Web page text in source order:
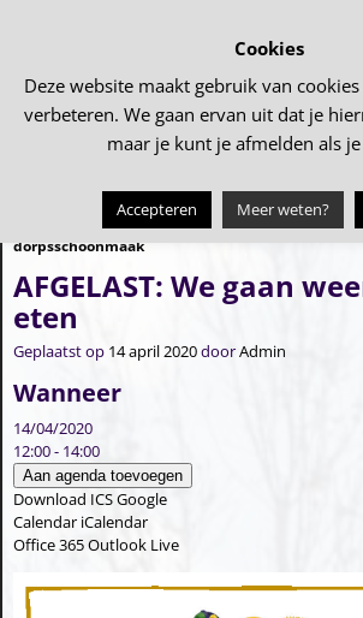
Bericht navigatie
AFGELAST! NL/Tollebeek-Doet &
dorpsschoonmaak
AFGELAST: We gaan
eten
Geplaatst op 14 april 2020doorAdmin
Wanneer
14/04/2020
12:00 - 14:00
Aan agenda toevoegen
Download ICSGoogle
Calendar iCalendar
Office 365Outlook Live
Cookies
Deze website maakt gebruik van
verbeteren. We gaan ervan uit dat je
maar je kunt je afmelden als
Accepteren Meer weten?